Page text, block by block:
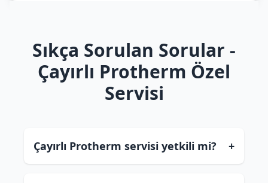
Sıkça Sorulan Sorular -
Çayırlı Protherm Özel
Servisi
Çayırlı Protherm servisi yetkili mi? +